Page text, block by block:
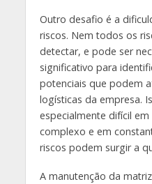
Outro desafio é a
riscos. Nem todos os
detectar, e pode ser
significativo para
potenciais que podem
logísticas da empresa.
especialmente difícil
complexo e em
riscos podem surgir a
A manutenção da